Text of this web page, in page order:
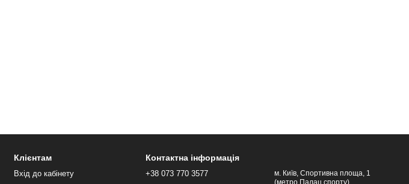
Клієнтам
Вхід до кабінету
Контактна інформація
+38 073 770 3577
м. Київ, Спортивна площа, 1
(метро Палац спорту).